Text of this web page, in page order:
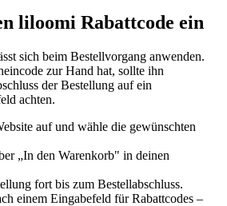
liloomi Rabattcode ein
sich beim Bestellvorgang anwenden.
zur Hand hat, sollte ihn
der Bestellung auf ein
achten.
auf und wähle die gewünschten
„In den Warenkorb" in deinen
fort bis zum Bestellabschluss.
einem Eingabefeld für Rabattcodes –